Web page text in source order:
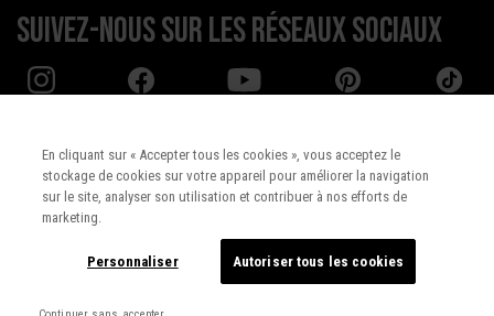
Suivez-nous sur les réseaux sociaux
Pays : UNITED STATES
Français
En cliquant sur « Accepter tous les cookies », vous acceptez le
stockage de cookies sur votre appareil pour améliorer la navigation
sur le site, analyser son utilisation et contribuer à nos efforts de
marketing.
Personnaliser Autoriser tous les cookies